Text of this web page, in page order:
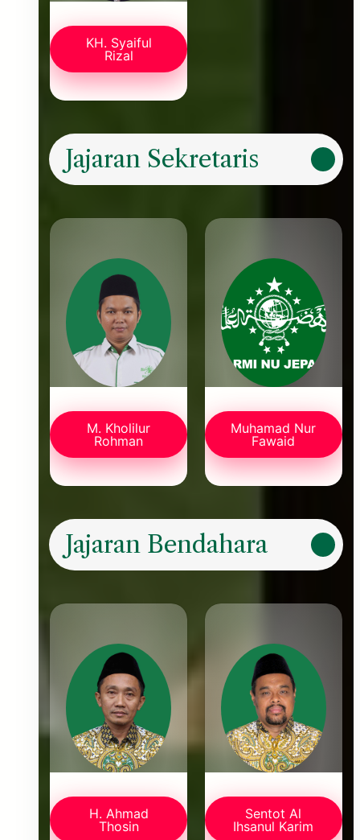
KH. Syaiful
Rizal
Jajaran Sekretaris
M. Kholilur
Rohman
Muhamad Nur
Fawaid
Jajaran Bendahara
H. Ahmad
Thosin
Sentot Al
Ihsanul Karim